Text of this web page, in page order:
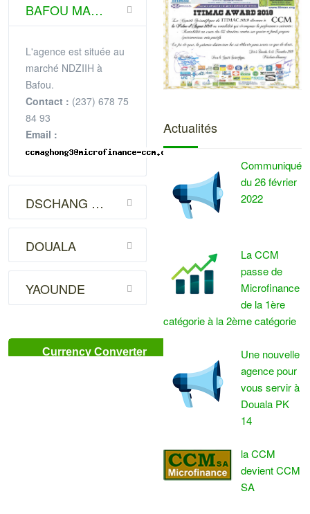
BAFOU MARCHE NDZIIH (DSCHANG)
L'agence est située au
marché NDZIIH à
Bafou.
Contact : (237) 678 75
84 93
Email :
DSCHANG VILLE
DOUALA
YAOUNDE
Currency Converter
Actualités
Communiqué
du 26 février
2022
La CCM
passe de
Microfinance
de la 1ère
catégorie à la 2ème catégorie
Une nouvelle
agence pour
vous servir à
Douala PK
14
la CCM
devient CCM
SA